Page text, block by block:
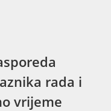
rada i
vrijeme